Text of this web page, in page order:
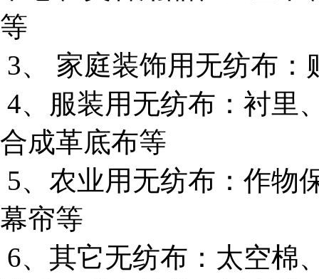
等
3、 家庭装饰用无纺布
4、服装用无纺布：衬里
合成革底布等
5、农业用无纺布：作物
幕帘等
6、其它无纺布：太空棉